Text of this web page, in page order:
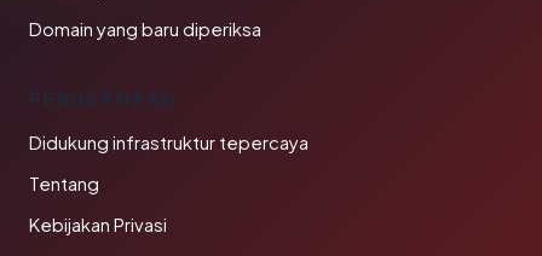
Domain yang baru diperiksa
PERUSAHAAN
Didukung infrastruktur tepercaya
Tentang
Kebijakan Privasi